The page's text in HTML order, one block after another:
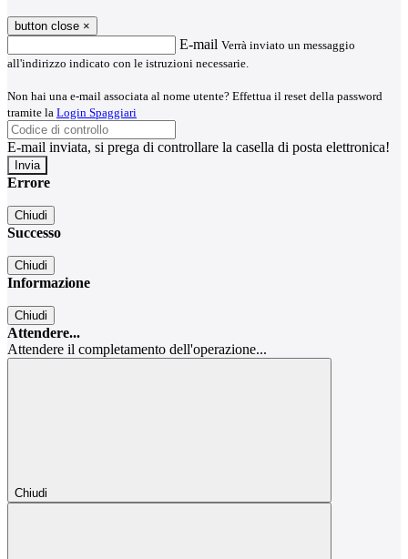
button close ×
E-mail Verrà inviato un messaggio
all'indirizzo indicato con le istruzioni necessarie.
Non hai una e-mail associata al nome utente? Effettua il reset della password
tramite la Login Spaggiari
E-mail inviata, si prega di controllare la casella di posta elettronica!
Errore
Chiudi
Successo
Chiudi
Informazione
Chiudi
Attendere...
Attendere il completamento dell'operazione...
Chiudi